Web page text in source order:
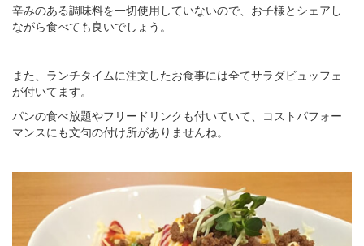
辛みのある調味料を一切使用していないので、お子様とシェアし
ながら食べても良いでしょう。
また、ランチタイムに注文したお食事には全てサラダビュッフェ
が付いてます。
パンの食べ放題やフリードリンクも付いていて、コストパフォー
マンスにも文句の付け所がありませんね。